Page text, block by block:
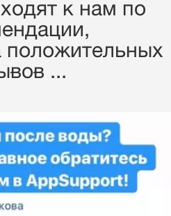
к нам по
положительных
...